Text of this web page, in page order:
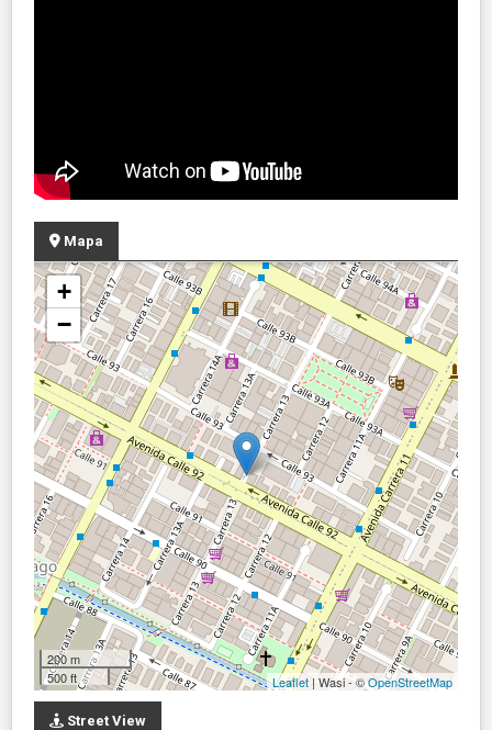
Mapa
+
−
200 m
500 ft
Leaflet | Wasi - ©OpenStreetMap
Street View